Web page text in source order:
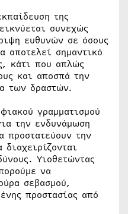
της
συνεχώς
ευθυνών σε όσους
αποτελεί σημαντικό
κάτι που απλώς
και αποσπά την
των δραστών.
γραμματισμού
την ενδυνάμωση
την
Υιοθετώντας
να
σεβασμού,
προστασίας από